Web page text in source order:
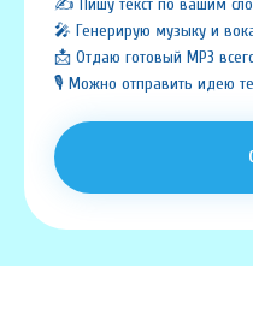
✍️ Пишу текст по вашим
🎤 Генерирую музыку и
📩 Отдаю готовый MP3
🎙️ Можно отправить идею